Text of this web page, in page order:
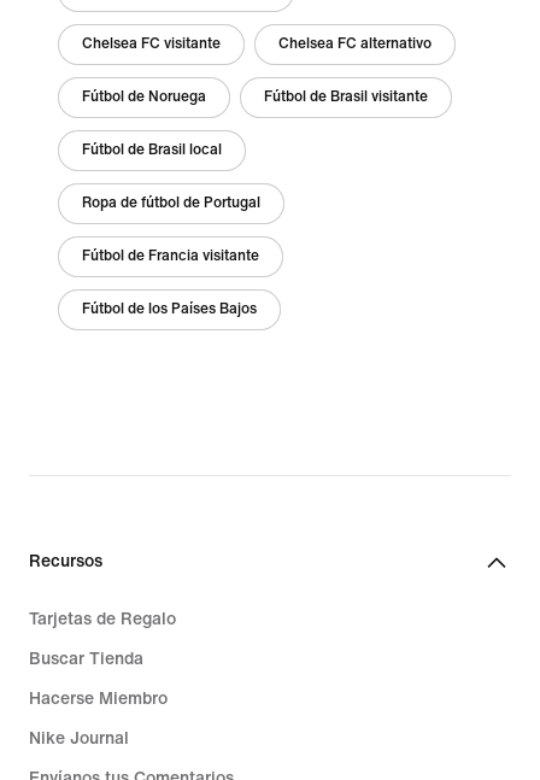
Chelsea FC visitante Chelsea FC alternativo
Fútbol de Noruega Fútbol de Brasil visitante
Fútbol de Brasil local
Ropa de fútbol de Portugal
Fútbol de Francia visitante
Fútbol de los Países Bajos
Recursos
Tarjetas de Regalo
Buscar Tienda
Hacerse Miembro
Nike Journal